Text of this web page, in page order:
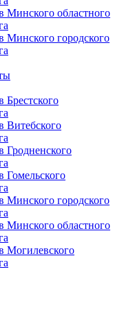
Минского областного
Минского городского
Брестского
Витебского
Гродненского
Гомельского
Минского городского
Минского областного
Могилевского